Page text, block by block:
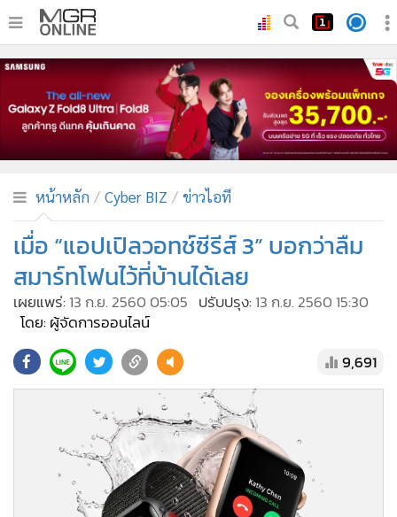
• หน้าหลัก
ทันเหตุการณ์
ภาคใต้
• ภูมิภาค
• บันเทิง
ผู้จัดการรายวัน
• คอลัมนิสต์
• ละคร
CbizReview
• ผู้จัดกวน
Good health & Well-being
Green Innovation & SD
Management & HR
MGR Live
Infographic
หน้าหลัก Cyber BIZ ข่าวไอที
เมื่อ “แอปเปิลวอทช์ซีรีส์ 3” บอกว่าลืม
สมาร์ทโฟนไว้ที่บ้านได้เลย
เผยแพร่: 13 ก.ย. 2560 05:05 ปรับปรุง: 13 ก.ย. 2560 15:30
โดย: ผู้จัดการออนไลน์
9,691